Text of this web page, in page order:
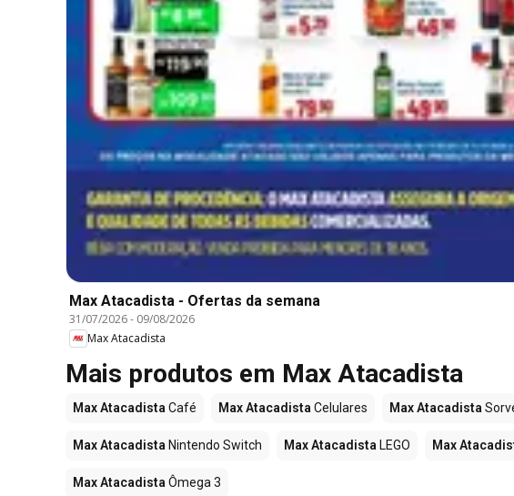
Max Atacadista - Ofertas da semana
31/07/2026- 09/08/2026
Max Atacadista
Mais produtos em Max Atacadista
Max Atacadista Café Max Atacadista Celulares Max Atacadista
Max Atacadista Nintendo Switch Max Atacadista LEGO Max
Max Atacadista Ômega 3